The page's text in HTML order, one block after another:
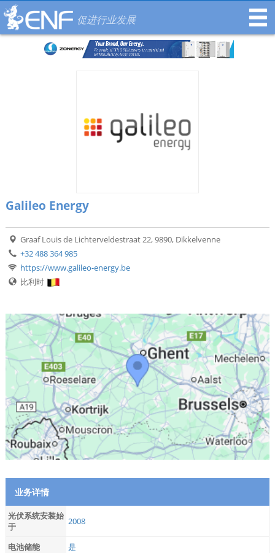
促进行业发展
Galileo Energy
Graaf Louis de Lichterveldestraat 22, 9890, Dikkelvenne
+32 488 364 985
https://www.galileo-energy.be
比利时
业务详情
光伏系统安装始
于
2008
电池储能
是